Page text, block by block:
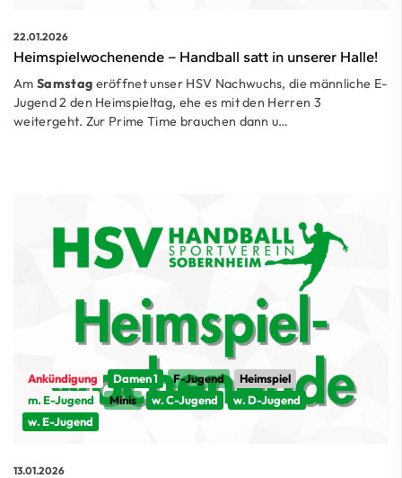
22.01.2026
Heimspielwochenende – Handball satt in unserer Halle!
Am Samstag eröffnet unser HSV Nachwuchs, die männliche E-
Jugend 2 den Heimspieltag, ehe es mit den Herren 3
weitergeht. Zur Prime Time brauchen dann u…
Ankündigung Damen 1 F-Jugend
Heimspiel
m. E-Jugend
Minis w. C-Jugend
w. D-Jugend
w. E-Jugend
13.01.2026